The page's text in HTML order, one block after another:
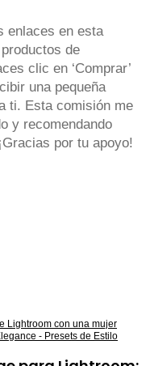
enlaces en esta
de
clic en ‘Comprar’
una pequeña
ti. Esta comisión me
y recomendando
por tu apoyo!